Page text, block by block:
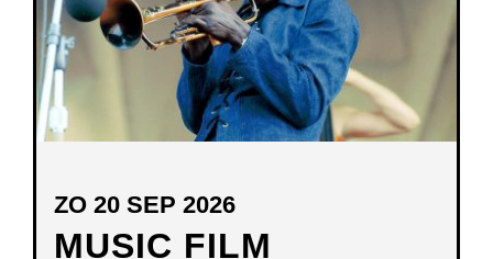
MUSIC FILM
ZO 20 SEP 2026